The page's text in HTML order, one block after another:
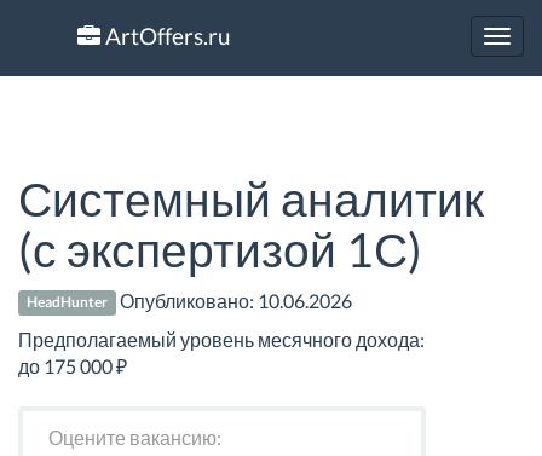
ArtOffers.ru
Системный аналитик
(с экспертизой 1С)
HeadHunter Опубликовано: 10.06.2026
Предполагаемый уровень месячного дохода:
до 175 000 ₽
Оцените вакансию: